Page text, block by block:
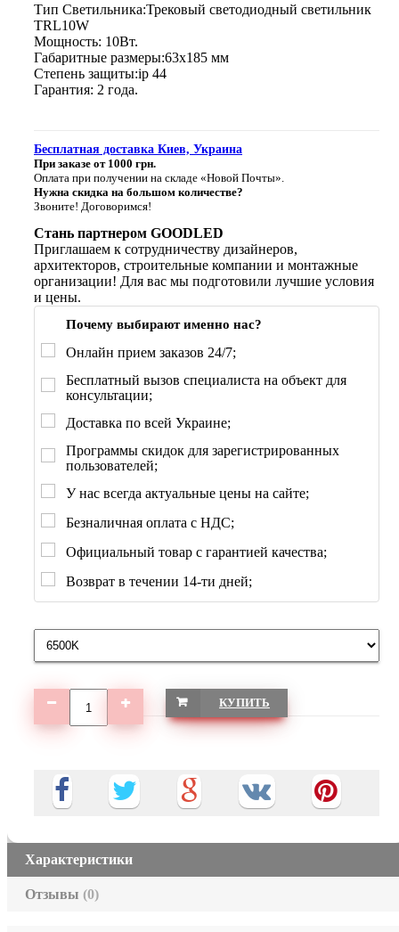
Тип Светильника:Трековый светодиодный светильник
TRL10W
Мощность: 10Вт.
Габаритные размеры:63х185 мм
Степень защиты:ip 44
Гарантия: 2 года.
Бесплатная доставка Киев, Украина
При заказе от 1000 грн.
Оплата при получении на складе «Новой Почты».
Нужна скидка на большом количестве?
Звоните! Договоримся!
Стань партнером GOODLED
Приглашаем к сотрудничеству дизайнеров,
архитекторов, строительные компании и монтажные
организации! Для вас мы подготовили лучшие условия
и цены.
Почему выбирают именно нас?
Онлайн прием заказов 24/7;
Бесплатный вызов специалиста на объект для
консультации;
Доставка по всей Украине;
Программы скидок для зарегистрированных
пользователей;
У нас всегда актуальные цены на сайте;
Безналичная оплата с НДС;
Официальный товар с гарантией качества;
Возврат в течении 14-ти дней;
КУПИТЬ
Характеристики
Отзывы (0)